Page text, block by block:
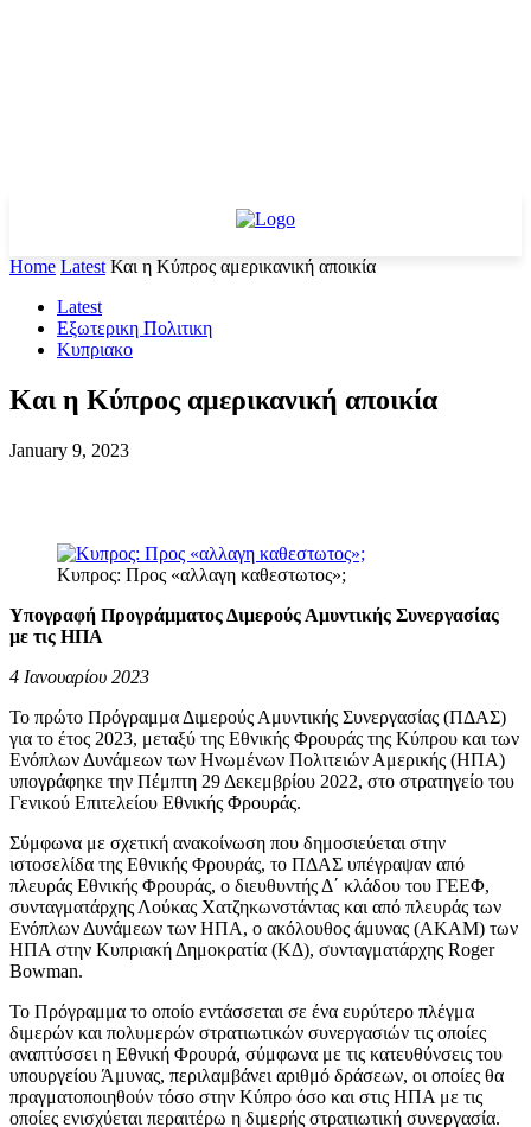
Home Latest Και η Κύπρος αμερικανική αποικία
Latest
Εξωτερικη Πολιτικη
Κυπριακο
Και η Κύπρος αμερικανική αποικία
January 9, 2023
Κυπρος: Προς «αλλαγη καθεστωτος»;
Υπογραφή Προγράμματος Διμερούς Αμυντικής Συνεργασίας
με τις ΗΠΑ
4 Ιανουαρίου 2023
Το πρώτο Πρόγραμμα Διμερούς Αμυντικής Συνεργασίας (ΠΔΑΣ)
για το έτος 2023, μεταξύ της Εθνικής Φρουράς της Κύπρου και των
Ενόπλων Δυνάμεων των Ηνωμένων Πολιτειών Αμερικής (ΗΠΑ)
υπογράφηκε την Πέμπτη 29 Δεκεμβρίου 2022, στο στρατηγείο του
Γενικού Επιτελείου Εθνικής Φρουράς.
Σύμφωνα με σχετική ανακοίνωση που δημοσιεύεται στην
ιστοσελίδα της Εθνικής Φρουράς, το ΠΔΑΣ υπέγραψαν από
πλευράς Εθνικής Φρουράς, ο διευθυντής Δ΄ κλάδου του ΓΕΕΦ,
συνταγματάρχης Λούκας Χατζηκωνστάντας και από πλευράς των
Ενόπλων Δυνάμεων των ΗΠΑ, ο ακόλουθος άμυνας (ΑΚΑΜ) των
ΗΠΑ στην Κυπριακή Δημοκρατία (ΚΔ), συνταγματάρχης Roger
Bowman.
Το Πρόγραμμα το οποίο εντάσσεται σε ένα ευρύτερο πλέγμα
διμερών και πολυμερών στρατιωτικών συνεργασιών τις οποίες
αναπτύσσει η Εθνική Φρουρά, σύμφωνα με τις κατευθύνσεις του
υπουργείου Άμυνας, περιλαμβάνει αριθμό δράσεων, οι οποίες θα
πραγματοποιηθούν τόσο στην Κύπρο όσο και στις ΗΠΑ με τις
οποίες ενισχύεται περαιτέρω η διμερής στρατιωτική συνεργασία.